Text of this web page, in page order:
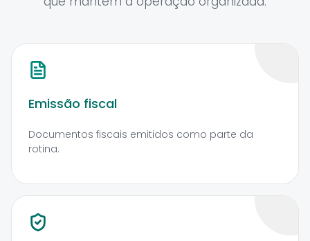
Emissão fiscal
Documentos fiscais emitidos como parte da
rotina.